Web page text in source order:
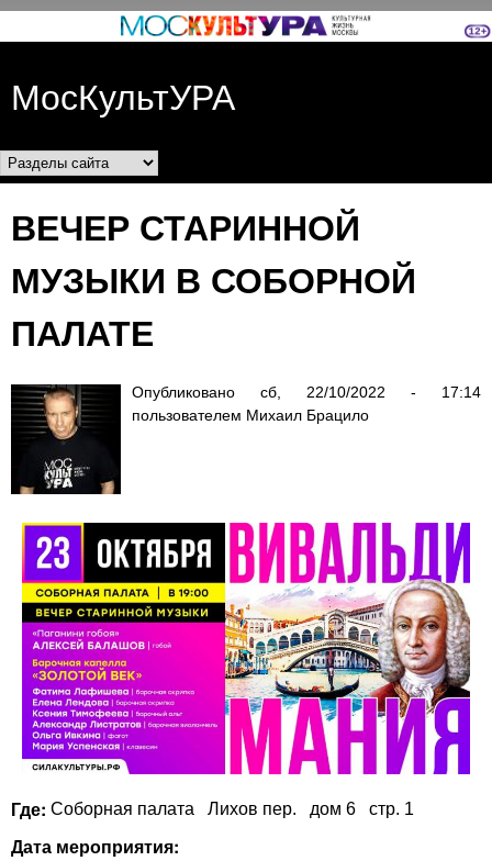
Перейти к основному
МосКультУРА
Разделы сайта
ВЕЧЕР СТАРИННОЙ
МУЗЫКИ В СОБОРНОЙ
ПАЛАТЕ
Опубликовано сб, 22/10/2022 - 17:14
пользователем Михаил Брацило
Где: Соборная палата Лихов пер. дом 6 стр. 1
Дата мероприятия: